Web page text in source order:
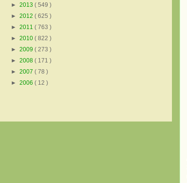
► 2013 ( 549 )
► 2012 ( 625 )
► 2011 ( 763 )
► 2010 ( 822 )
► 2009 ( 273 )
► 2008 ( 171 )
► 2007 ( 78 )
► 2006 ( 12 )